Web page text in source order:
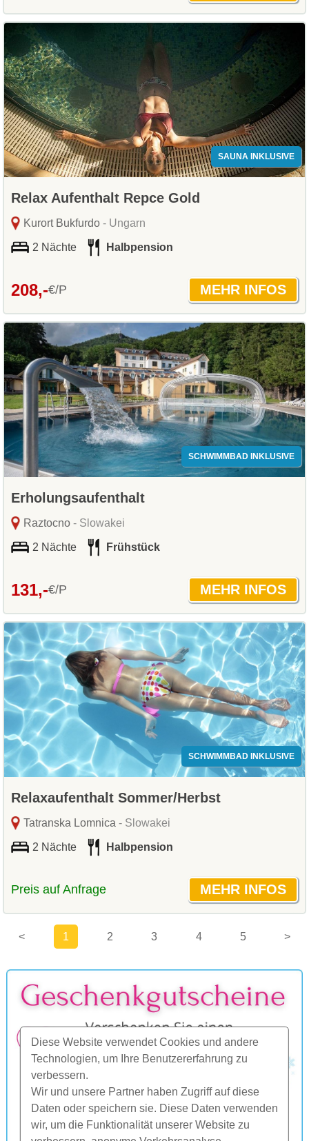
Diese Website verwendet Cookies und andere
Technologien, um Ihre Benutzererfahrung zu
verbessern.
Wir und unsere Partner haben Zugriff auf diese
Daten oder speichern sie. Diese Daten verwenden
wir, um die Funktionalität unserer Website zu
SAUNA INKLUSIVE
Relax Aufenthalt Repce Gold
Kurort Bukfurdo- Ungarn
2 Nächte Halbpension
208,-€/P
SCHWIMMBAD INKLUSIVE
Erholungsaufenthalt
Raztocno- Slowakei
2 Nächte Frühstück
131,-€/P
SCHWIMMBAD INKLUSIVE
Relaxaufenthalt Sommer/Herbst
Tatranska Lomnica - Slowakei
2 Nächte Halbpension
Preis auf Anfrage
< 1 2 3 4 5 >